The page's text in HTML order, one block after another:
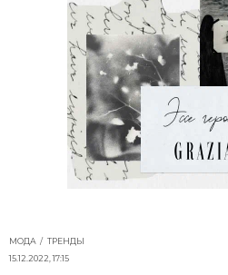
МОДА
ТРЕНДЫ
15.12.2022, 17:15